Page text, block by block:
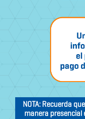
NOTA: Recuerda
manera presencial